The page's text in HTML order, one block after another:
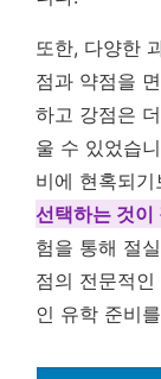
또한, 다양한
점과 약점을
하고 강점은
울 수 있었습
비에 현혹되기
선택하는 것이
험을 통해 절
점의 전문적
인 유학 준비